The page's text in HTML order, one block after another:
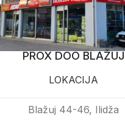
PROX DOO BLAŽUJ
LOKACIJA
Blažuj 44-46, Ilidža